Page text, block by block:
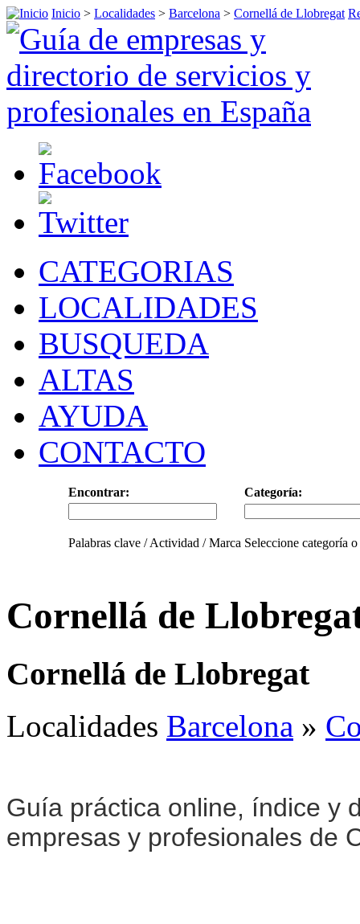
Inicio > Localidades > Barcelona > Cornellá de Llobregat
CATEGORIAS
LOCALIDADES
BUSQUEDA
ALTAS
AYUDA
CONTACTO
Encontrar: Categoría:
Palabras clave / Actividad / Marca Seleccione categoría
Cornellá de
Cornellá de Llobregat
Localidades Barcelona »
Guía práctica online, índice y
empresas y profesionales de